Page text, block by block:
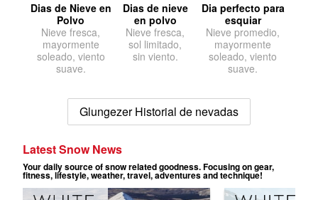
Dias de Nieve en
Polvo
Nieve fresca,
mayormente
soleado, viento
suave.
Dias de nieve
en polvo
Nieve fresca,
sol limitado,
sin viento.
Dia perfecto para
esquiar
Nieve promedio,
mayormente
soleado, viento
suave.
Glungezer Historial de nevadas